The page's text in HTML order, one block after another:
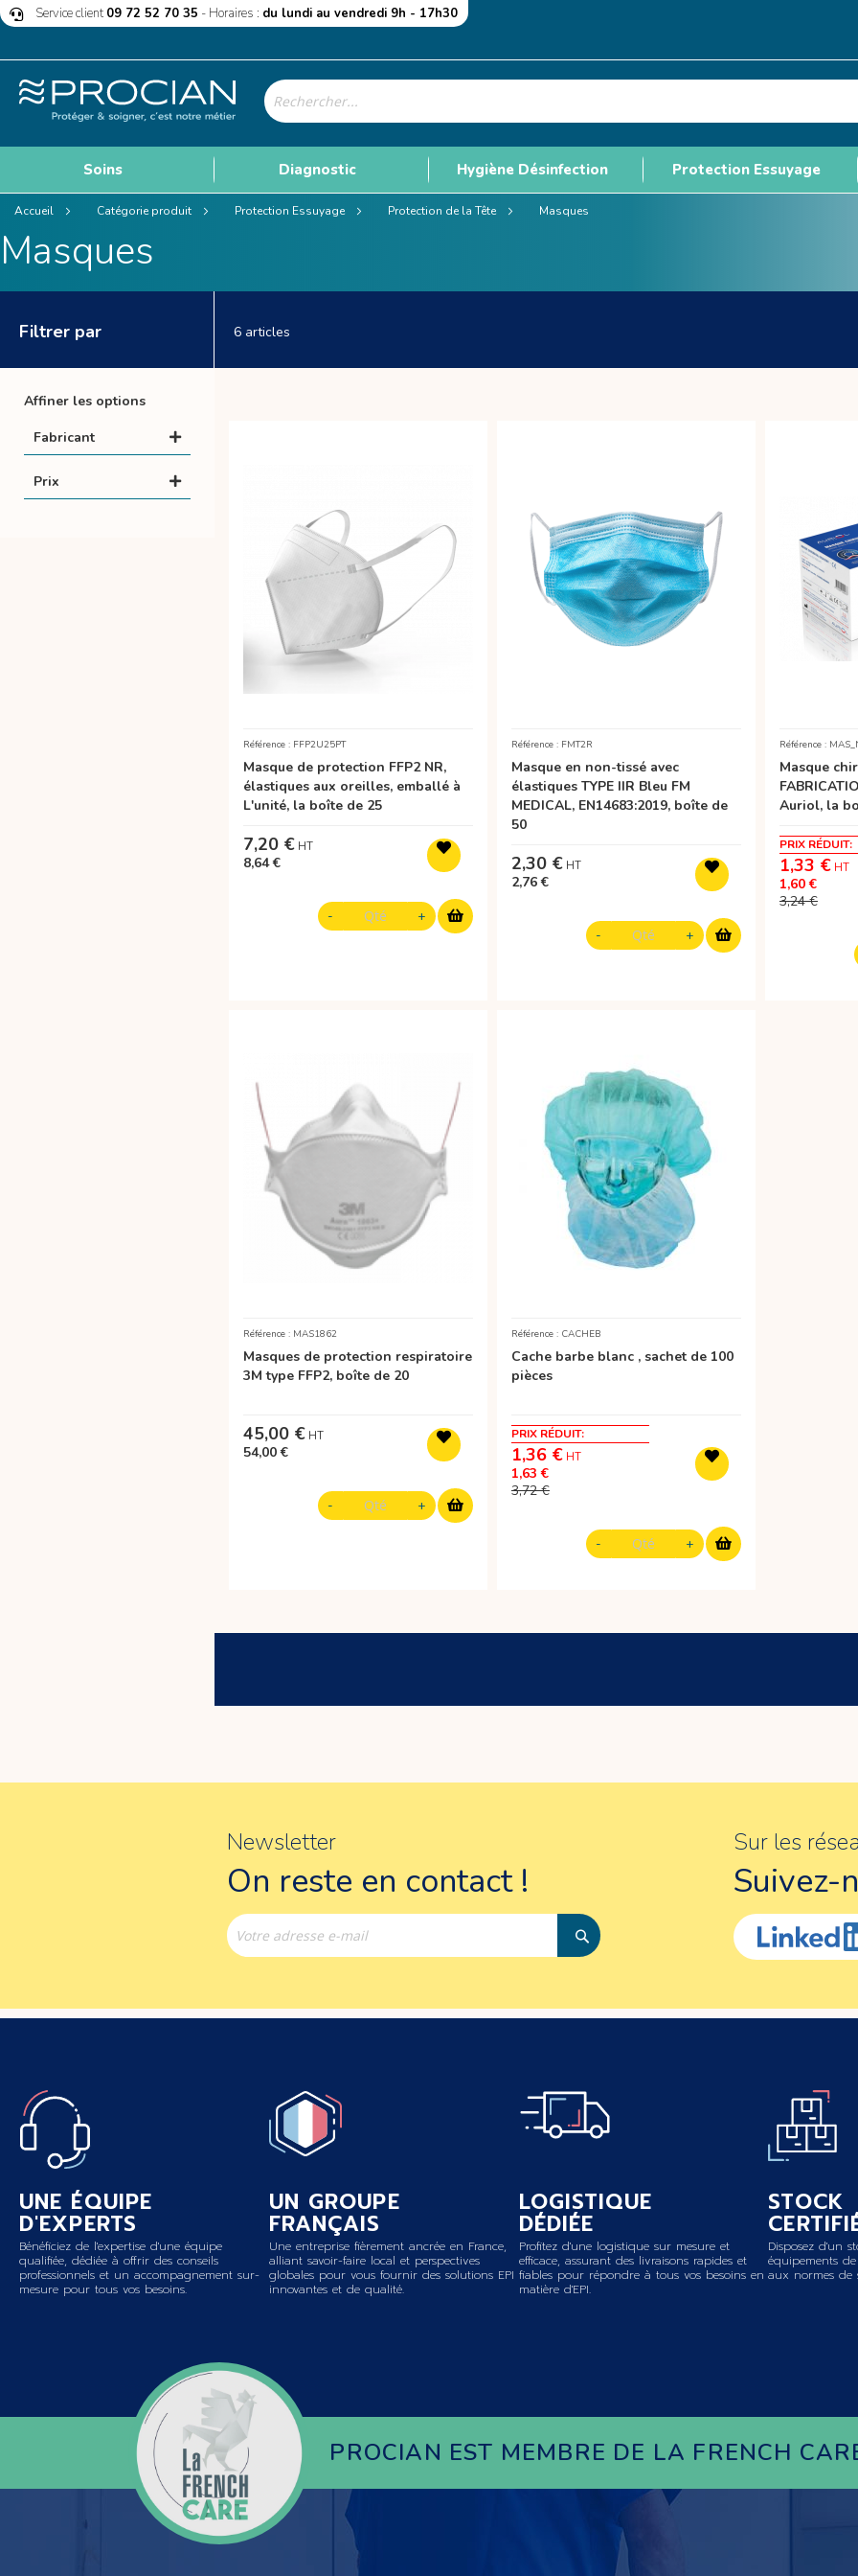
Allez
au
Service client 09 72 52 70 35 - Horaires : du lundi au vendredi 9h - 17h30
Soins Diagnostic Hygiène Désinfection Protection Essuyage
Accueil Catégorie produit Protection Essuyage Protection de la Tête Masques
Masques
6 articles
Référence : FFP2U25PT
Masque de protection FFP2 NR,
élastiques aux oreilles, emballé à
L'unité, la boîte de 25
7,20 €
8,64 €
Référence : FMT2R
Masque en non-tissé avec
élastiques TYPE IIR Bleu FM
MEDICAL, EN14683:2019, boîte de
50
2,30 €
2,76 €
Référence :
Masque
Auriol, la
PRIX RÉDUIT
1,33 €
1,60 €
3,24 €
Référence : MAS1862
Masques de protection respiratoire
3M type FFP2, boîte de 20
45,00 €
54,00 €
Référence : CACHEB
Cache barbe blanc , sachet de 100
pièces
PRIX RÉDUIT
1,36 €
1,63 €
3,72 €
Filtrer par
Affiner les options
Fabricant
Prix
Newsletter
On reste en contact !
Sur les
Suivez-
UNE ÉQUIPE
D'EXPERTS
Bénéficiez de l'expertise d'une équipe
qualifiée, dédiée à offrir des conseils
professionnels et un accompagnement sur-
mesure pour tous vos besoins.
UN GROUPE
FRANÇAIS
Une entreprise fièrement ancrée en France,
alliant savoir-faire local et perspectives
globales pour vous fournir des solutions EPI
innovantes et de qualité.
LOGISTIQUE
DÉDIÉE
Profitez d'une logistique sur mesure et
efficace, assurant des livraisons rapides et
fiables pour répondre à tous vos besoins en
matière d'EPI.
STOCK
Disposez d'un
équipements
aux normes de
PROCIAN EST MEMBRE DE LA FRENCH